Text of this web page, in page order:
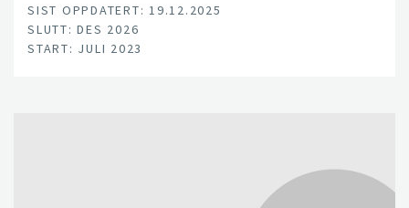
SIST OPPDATERT: 19.12.2025
SLUTT: DES 2026
START: JULI 2023